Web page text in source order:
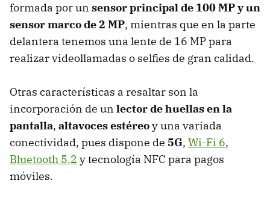
formada por un sensor principal de 100 MP y un
sensor marco de 2 MP, mientras que en la parte
delantera tenemos una lente de 16 MP para
realizar videollamadas o selfies de gran calidad.
Otras características a resaltar son la
incorporación de un lector de huellas en la
pantalla, altavoces estéreoy una variada
conectividad, pues dispone de 5G, Wi-Fi 6,
Bluetooth 5.2 y tecnología NFC para pagos
móviles.